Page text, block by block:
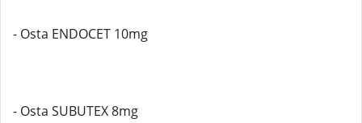
- Osta ENDOCET 10mg
- Osta SUBUTEX 8mg